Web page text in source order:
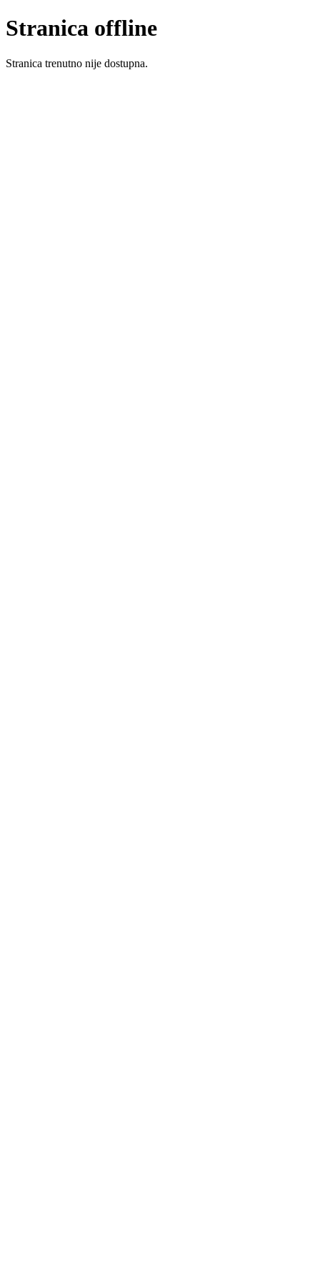
Stranica offline
Stranica trenutno nije dostupna.